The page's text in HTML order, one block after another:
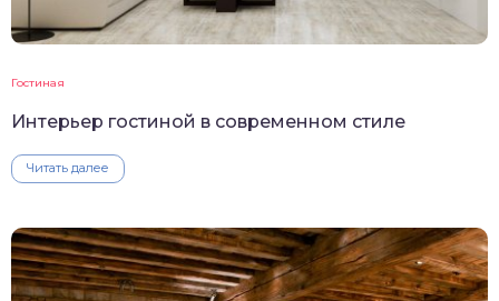
Гостиная
Интерьер гостиной в современном стиле
Читать далее